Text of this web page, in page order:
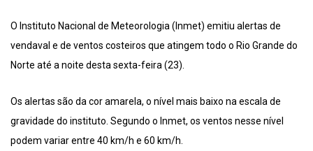
O Instituto Nacional de Meteorologia (Inmet) emitiu alertas de
vendaval e de ventos costeiros que atingem todo o Rio Grande do
Norte até a noite desta sexta-feira (23).
Os alertas são da cor amarela, o nível mais baixo na escala de
gravidade do instituto. Segundo o Inmet, os ventos nesse nível
podem variar entre 40 km/h e 60 km/h.